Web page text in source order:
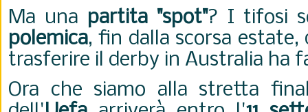
Ma una partita "spot"? I tifosi
polemica, fin dalla scorsa
trasferire il derby in Australia ha
Ora che siamo alla stretta